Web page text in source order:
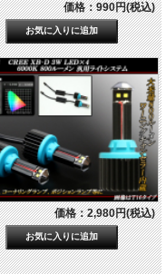
価格：990円(税込)
価格：2,980円(税込)